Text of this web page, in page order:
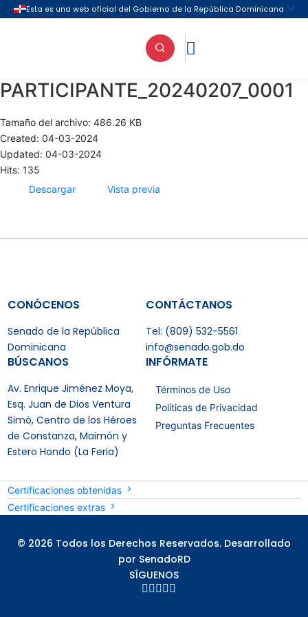

PARTICIPANTE_20240207_0001
Tamaño del archivo: 486.26 KB
Created: 04-03-2024
Updated: 04-03-2024
Hits: 135
Descargar
Vista previa
CONÓCENOS
Senado de la República
Dominicana
CONTÁCTANOS
Tel: (809) 532-5561
info@senado.gob.do
BÚSCANOS
Av. Enrique Jiménez Moya,
Esq. Juan de Dios Ventura
Simó, Centro de los Héroes
de Constanza, Maimón y
Estero Hondo (La Feria)
INFÓRMATE
Términos de Uso
Políticas de Privacidad
Preguntas Frecuentes
Certificaciones obtenidas
Certificaciones extras
© 2026 Todos los Derechos Reservados. Desarrollado
por SenadoRD
SÍGUENOS
    